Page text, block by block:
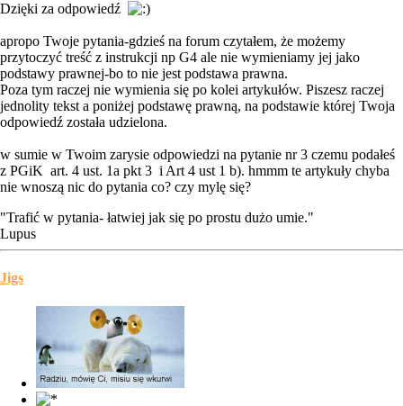
Dzięki za odpowiedź
apropo Twoje pytania-gdzieś na forum czytałem, że możemy
przytoczyć treść z instrukcji np G4 ale nie wymieniamy jej jako
podstawy prawnej-bo to nie jest podstawa prawna.
Poza tym raczej nie wymienia się po kolei artykułów. Piszesz raczej
jednolity tekst a poniżej podstawę prawną, na podstawie której Twoja
odpowiedź została udzielona.
w sumie w Twoim zarysie odpowiedzi na pytanie nr 3 czemu podałeś
z PGiK art. 4 ust. 1a pkt 3 i Art 4 ust 1 b). hmmm te artykuły chyba
nie wnoszą nic do pytania co? czy mylę się?
"Trafić w pytania- łatwiej jak się po prostu dużo umie."
Lupus
Jigs